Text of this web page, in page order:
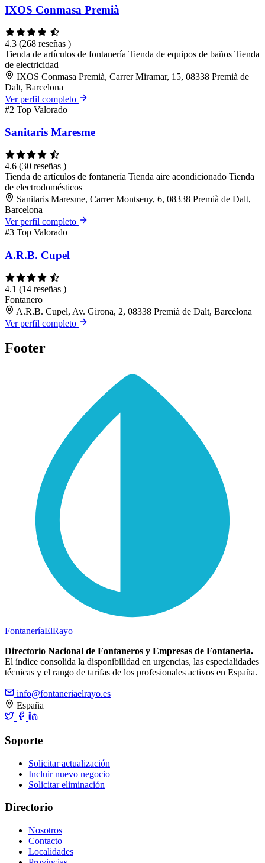
IXOS Conmasa Premià
4.3 (268 reseñas )
Tienda de artículos de fontanería Tienda de equipos de baños Tienda
de electricidad
IXOS Conmasa Premià, Carrer Miramar, 15, 08338 Premià de
Dalt, Barcelona
Ver perfil completo
#2 Top Valorado
Sanitaris Maresme
4.6 (30 reseñas )
Tienda de artículos de fontanería Tienda aire acondicionado Tienda
de electrodomésticos
Sanitaris Maresme, Carrer Montseny, 6, 08338 Premià de Dalt,
Barcelona
Ver perfil completo
#3 Top Valorado
A.R.B. Cupel
4.1 (14 reseñas )
Fontanero
A.R.B. Cupel, Av. Girona, 2, 08338 Premià de Dalt, Barcelona
Ver perfil completo
Footer
FontaneríaElRayo
Directorio Nacional de Fontaneros y Empresas de Fontanería.
El índice consolida la disponibilidad en urgencias, las especialidades
técnicas y el rango de tarifas de los profesionales activos en España.
info@fontaneriaelrayo.es
España
Soporte
Solicitar actualización
Incluir nuevo negocio
Solicitar eliminación
Directorio
Nosotros
Contacto
Localidades